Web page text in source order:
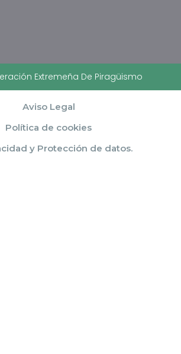
Extremeña De Piragüismo
Aviso Legal
Política de cookies
y Protección de datos.